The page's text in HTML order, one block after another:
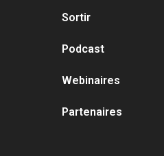
Sortir
Podcast
Webinaires
Partenaires